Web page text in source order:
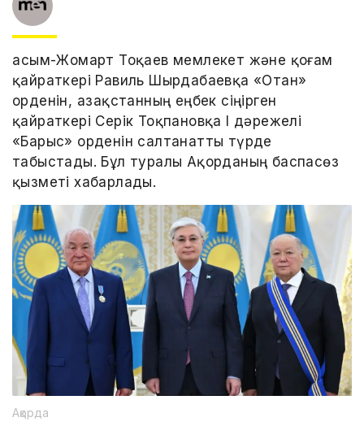
Қасым-Жомарт Тоқаев мемлекет және қоғам
қайраткері Равиль Шырдабаевқа «Отан»
орденін, Қазақстанның еңбек сіңірген
қайраткері Серік Тоқпановқа I дәрежелі
«Барыс» орденін салтанатты түрде
табыстады. Бұл туралы Ақорданың баспасөз
қызметі хабарлады.
Ақорда